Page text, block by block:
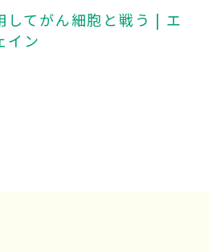
してがん細胞と戦う | エ
イン